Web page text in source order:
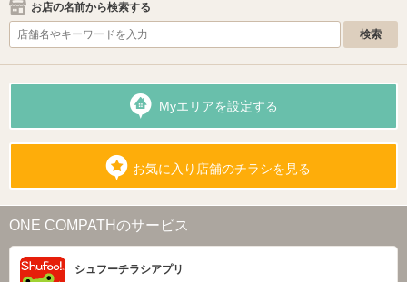
お店の名前から検索する
Myエリアを設定する
お気に入り店舗のチラシを見る
ONE COMPATHのサービス
シュフーチラシアプリ